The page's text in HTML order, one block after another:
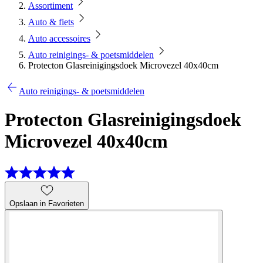
Assortiment
Auto & fiets
Auto accessoires
Auto reinigings- & poetsmiddelen
Protecton Glasreinigingsdoek Microvezel 40x40cm
Auto reinigings- & poetsmiddelen
Protecton Glasreinigingsdoek
Microvezel 40x40cm
Opslaan in Favorieten